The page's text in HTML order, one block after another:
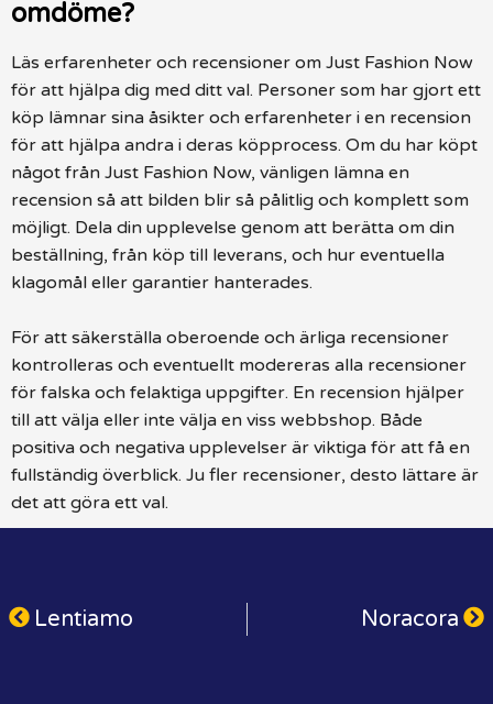
omdöme?
Läs erfarenheter och recensioner om Just Fashion Now
för att hjälpa dig med ditt val. Personer som har gjort ett
köp lämnar sina åsikter och erfarenheter i en recension
för att hjälpa andra i deras köpprocess. Om du har köpt
något från Just Fashion Now, vänligen lämna en
recension så att bilden blir så pålitlig och komplett som
möjligt. Dela din upplevelse genom att berätta om din
beställning, från köp till leverans, och hur eventuella
klagomål eller garantier hanterades.
För att säkerställa oberoende och ärliga recensioner
kontrolleras och eventuellt modereras alla recensioner
för falska och felaktiga uppgifter. En recension hjälper
till att välja eller inte välja en viss webbshop. Både
positiva och negativa upplevelser är viktiga för att få en
fullständig överblick. Ju fler recensioner, desto lättare är
det att göra ett val.
Lentiamo Noracora